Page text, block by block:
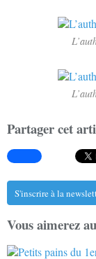
Partager cet
S'inscrire à la
Vous aimerez